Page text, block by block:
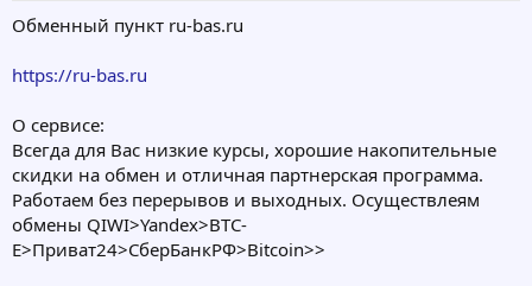
а
Обменный пункт ru-bas.ru
https://ru-bas.ru
О сервисе:
Всегда для Вас низкие курсы, хорошие накопительные
скидки на обмен и отличная партнерская программа.
Работаем без перерывов и выходных. Осуществлеям
обмены QIWI>Yandex>BTC-
E>Приват24>СберБанкРФ>Bitcoin>>